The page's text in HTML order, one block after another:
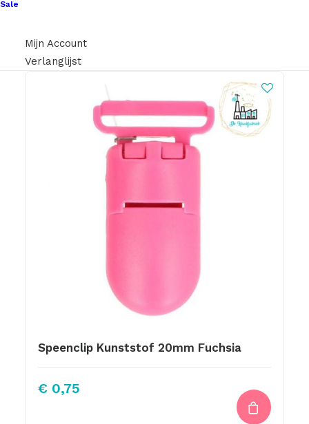
Sale
Mijn Account
Verlanglijst
Speenclip Kunststof 20mm Fuchsia
€ 0,75